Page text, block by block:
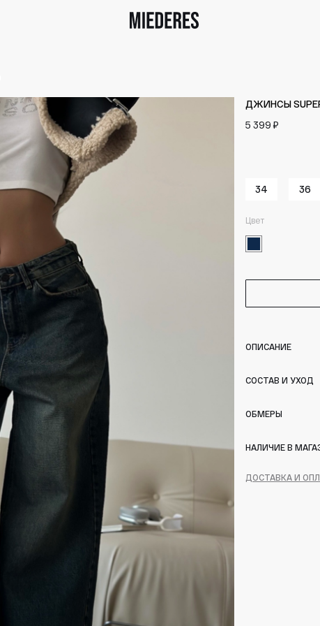
ДЖИНСЫ
5 399 ₽
34 36
Цвет
ОПИСАНИЕ
СОСТАВ И УХОД
ОБМЕРЫ
НАЛИЧИЕ В
ДОСТАВКА И